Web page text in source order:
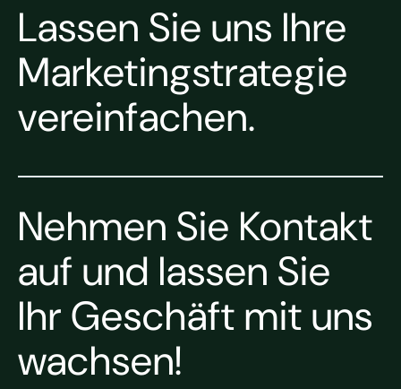
Lassen Sie uns Ihre
Marketingstrategie
vereinfachen.
Nehmen Sie Kontakt
auf und lassen Sie
Ihr Geschäft mit uns
wachsen!